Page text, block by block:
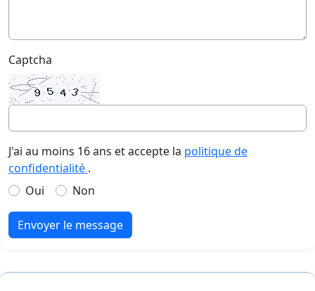
Captcha
J'ai au moins 16 ans et accepte la politique de
confidentialité .
Oui
Non
Envoyer le message